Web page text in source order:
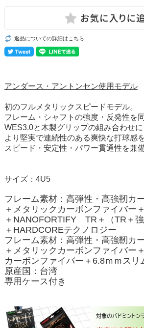
返品についての詳細はこちら
アンダース・アントンセン使用モデル
初のフルメタリックスピードモデル。
フレーム・シャフトの強度・反発性を
WES3.0と木製グリップの組み合わせに
より堅実で連続性のある爽快な打球感を
スピード・安定性・パワー貫通性を兼備
サイズ：4U5
フレーム素材：高弾性・高強靭カ
＋メタリックカーボンファイバー
＋NANOFORTIFY TR＋（TR＋強
＋HARDCOREテクノロジー
フレーム素材： 高弾性・ 高強靭カ
＋メタリックカーボンファイバー
カーボンファイバー＋6.8ｍｍスリ
原産国：台湾
専用ケース付き